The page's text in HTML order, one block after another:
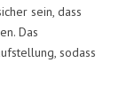
sein, dass
Das
sodass